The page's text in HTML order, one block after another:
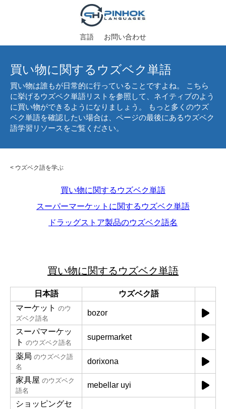
言語 お問い合わせ
買い物に関するウズベク単語
買い物は誰もが日常的に行っていることですよね。 こちら
に挙げるウズベク単語リストを参照して、ネイティブのよう
に買い物ができるようになりましょう。 もっと多くのウズ
ベク単語を確認したい場合は、ページの最後にあるウズベク
語学習リソースをご覧ください。
< ウズベク語を学ぶ
買い物に関するウズベク単語
スーパーマーケットに関するウズベク単語
ドラッグストア製品のウズベク語名
買い物に関するウズベク単語
日本語
ウズベク語
マーケット のウ
ズベク語名
bozor
スーパマーケッ
ト のウズベク語名
supermarket
薬局 のウズベク語
名
dorixona
家具屋 のウズベク
語名
mebellar uyi
ショッピングセ